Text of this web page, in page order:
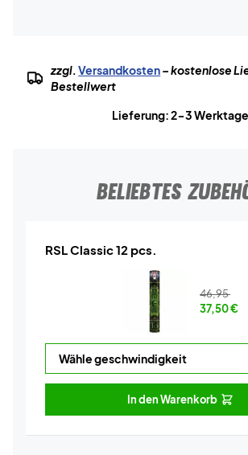
zzgl.Versandkosten– kostenlose
Bestellwert
Lieferung: 2-3 Werktage
BELIEBTES
RSL Classic 12 pcs.
46,95
37,50€
In den Warenkorb